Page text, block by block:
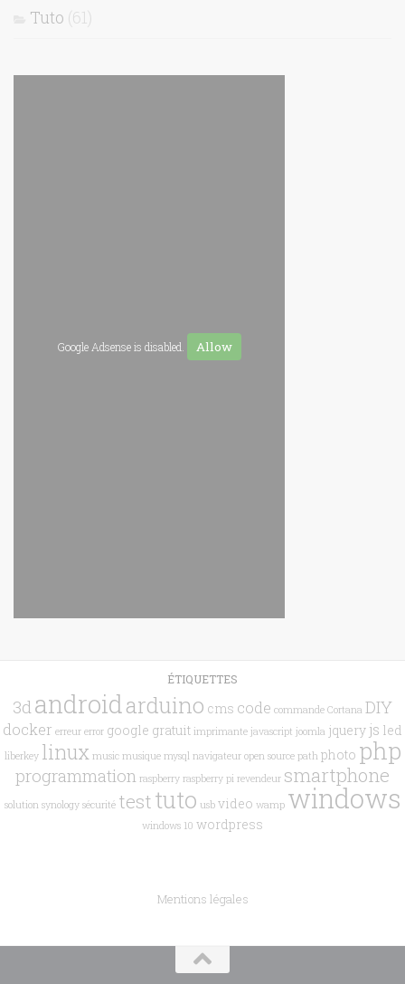
Tuto (61)
Google Adsense is disabled. Allow
ÉTIQUETTES
3d androidarduino cms code commande Cortana DIY
docker erreur error google gratuit imprimante javascript joomla jquery js led
liberkey linux music musique mysql navigateur open source path photo php
programmation raspberry raspberry pi revendeur smartphone
solution synology sécurité testtuto usb video wamp windows
windows 10 wordpress
Mentions légales